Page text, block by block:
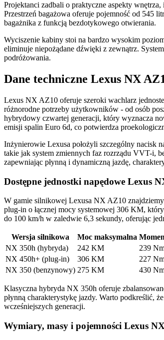
Projektanci zadbali o praktyczne aspekty
Przestrzeń bagażowa oferuje pojemność od 545
bagażnika z funkcją bezdotykowego otwierania.
Wyciszenie kabiny stoi na bardzo wysokim
eliminuje niepożądane dźwięki z zewnątrz.
podróżowania.
Dane techniczne Lexus NX
Lexus NX AZ10 oferuje szeroki wachlarz
różnorodne potrzeby użytkowników - od osób
hybrydowy czwartej generacji, który wyznacza
emisji spalin Euro 6d, co potwierdza
Inżynierowie Lexusa położyli szczególny nacisk
takie jak system zmiennych faz rozrządu VVT-i,
zapewniając płynną i dynamiczną jazdę,
Dostępne jednostki napędowe Lexus
W gamie silnikowej Lexusa NX AZ10
plug-in o łącznej mocy systemowej 306 KM,
do 100 km/h w zaledwie 6,3 sekundy, oferując
Wersja silnikowa Moc maksymalna
NX 350h (hybryda)
242 KM 239
NX 450h+ (plug-in)
306 KM 227
NX 350 (benzynowy) 275 KM 430
Klasyczna hybryda NX 350h oferuje
płynną charakterystykę jazdy. Warto podkreślić,
wcześniejszych generacji.
Wymiary, masy i pojemności Lexus